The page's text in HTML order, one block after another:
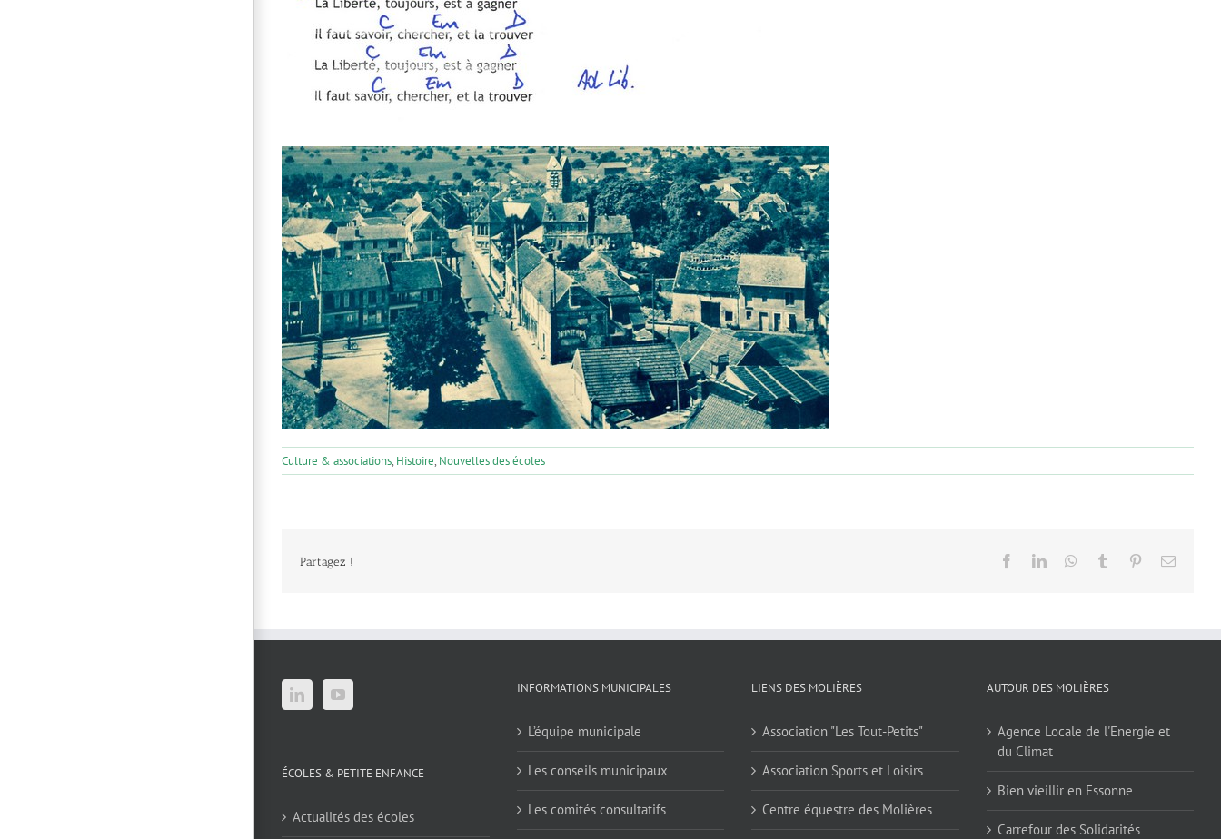
Culture & associations, Histoire, Nouvelles des écoles
Partagez ! FacebookLinkedInWhatsApp
Tumblr PinterestEmail
ÉCOLES & PETITE ENFANCE
Actualités des écoles
INFORMATIONS MUNICIPALES
L’équipe municipale
Les conseils municipaux
Les comités consultatifs
LIENS DES MOLIÈRES
Association "Les Tout-Petits"
Association Sports et Loisirs
Centre équestre des Molières
AUTOUR DES MOLIÈRES
Agence Locale de l'Energie et
du Climat
Bien vieillir en Essonne
Carrefour des Solidarités